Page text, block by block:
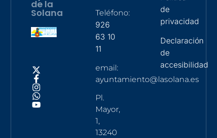
de la
Solana Teléfono:
926
63 10
11
email:
ayuntamiento@lasolana.es
Pl.
Mayor,
1,
13240
de
privacidad
Declaración
de
accesibilidad